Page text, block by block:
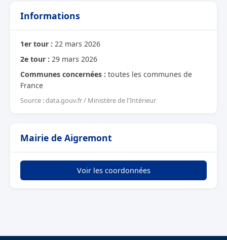
Informations
1er tour : 22 mars 2026
2e tour : 29 mars 2026
Communes concernées : toutes les communes de
France
Source : data.gouv.fr / Ministère de l'Intérieur
Mairie de Aigremont
Voir les coordonnées